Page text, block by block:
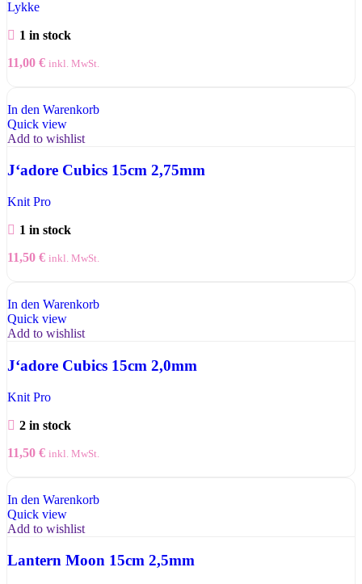
Lykke
1 in stock
11,00 € inkl. MwSt.
In den Warenkorb
Quick view
Add to wishlist
J‘adore Cubics 15cm 2,75mm
Knit Pro
1 in stock
11,50 € inkl. MwSt.
In den Warenkorb
Quick view
Add to wishlist
J‘adore Cubics 15cm 2,0mm
Knit Pro
2 in stock
11,50 € inkl. MwSt.
In den Warenkorb
Quick view
Add to wishlist
Lantern Moon 15cm 2,5mm